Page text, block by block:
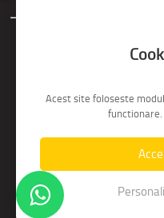
Acest site foloseste